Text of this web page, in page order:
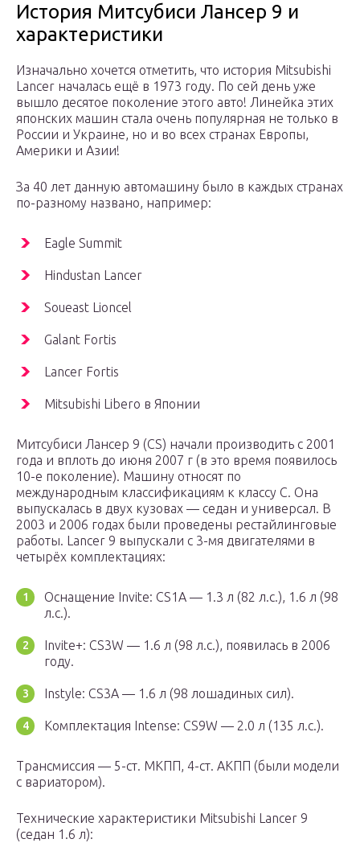
История Митсубиси Лансер 9 и
характеристики
Изначально хочется отметить, что история Mitsubishi
Lancer началась ещё в 1973 году. По сей день уже
вышло десятое поколение этого авто! Линейка этих
японских машин стала очень популярная не только в
России и Украине, но и во всех странах Европы,
Америки и Азии!
За 40 лет данную автомашину было в каждых странах
по-разному названо, например:
Eagle Summit
Hindustan Lancer
Soueast Lioncel
Galant Fortis
Lancer Fortis
Mitsubishi Libero в Японии
Митсубиси Лансер 9 (CS) начали производить с 2001
года и вплоть до июня 2007 г (в это время появилось
10-е поколение). Машину относят по
международным классификациям к классу C. Она
выпускалась в двух кузовах — седан и универсал. В
2003 и 2006 годах были проведены рестайлинговые
работы. Lancer 9 выпускали с 3-мя двигателями в
четырёх комплектациях:
Оснащение Invite: CS1A — 1.3 л (82 л.с.), 1.6 л (98
л.с.).
Invite+: CS3W — 1.6 л (98 л.с.), появилась в 2006
году.
Instyle: CS3A — 1.6 л (98 лошадиных сил).
Комплектация Intense: CS9W — 2.0 л (135 л.с.).
Трансмиссия — 5-ст. МКПП, 4-ст. АКПП (были модели
с вариатором).
Технические характеристики Mitsubishi Lancer 9
(седан 1.6 л):